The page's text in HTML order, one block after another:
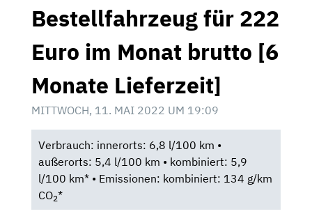
Bestellfahrzeug für 222
Euro im Monat brutto [6
Monate Lieferzeit]
MITTWOCH, 11. MAI 2022 UM 19:09
Verbrauch: innerorts: 6,8 l/100 km •
außerorts: 5,4 l/100 km • kombiniert: 5,9
l/100 km* • Emissionen: kombiniert: 134 g/km
CO2*